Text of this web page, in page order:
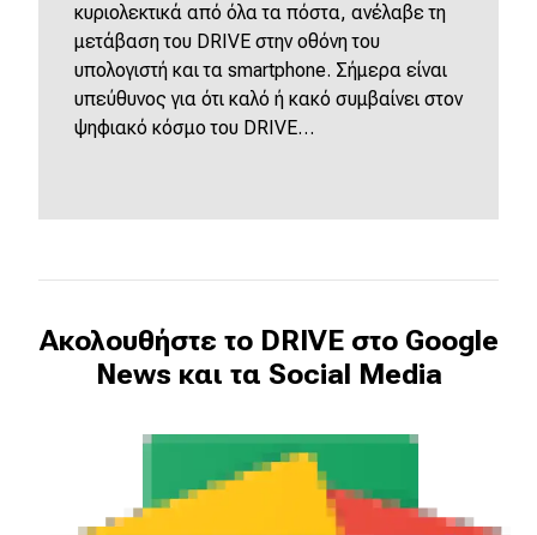
κυριολεκτικά από όλα τα πόστα, ανέλαβε τη
μετάβαση του DRIVE στην οθόνη του
υπολογιστή και τα smartphone. Σήμερα είναι
υπεύθυνος για ότι καλό ή κακό συμβαίνει στον
ψηφιακό κόσμο του DRIVE…
Ακολουθήστε το DRIVE στο Google
News και τα Social Media